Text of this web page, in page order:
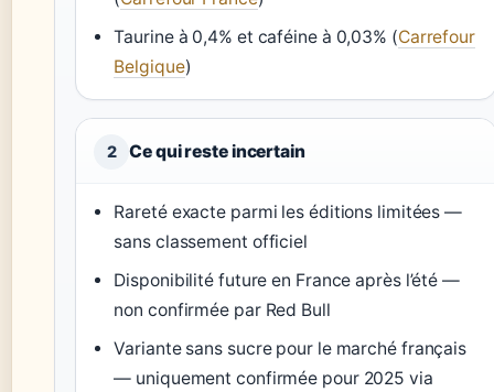
Taurine à 0,4% et caféine à 0,03% (Carrefour
Belgique)
2 Ce qui reste incertain
Rareté exacte parmi les éditions limitées —
sans classement officiel
Disponibilité future en France après l’été —
non confirmée par Red Bull
Variante sans sucre pour le marché français
— uniquement confirmée pour 2025 via